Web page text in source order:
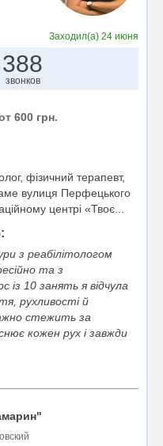
Заходил(а) 24 июня
388
звонков
600 грн.
фiзичний терапевт,
вулиця Перфецького
центрі «Твоє...
з реабілітологом
та з
із 10 занять я відчула
рухливості й
стежить за
кожен рух і завжди